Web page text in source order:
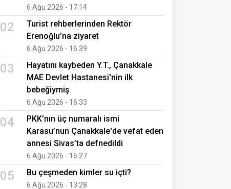
6 Ağu 2026 - 17:14
02
Turist rehberlerinden Rektör
Erenoğlu’na ziyaret
6 Ağu 2026 - 16:39
03
Hayatını kaybeden Y.T., Çanakkale
MAE Devlet Hastanesi'nin ilk
bebeğiymiş
6 Ağu 2026 - 16:33
04
PKK’nın üç numaralı ismi
Karasu’nun Çanakkale'de vefat eden
annesi Sivas’ta defnedildi
6 Ağu 2026 - 16:27
05 Bu çeşmeden kimler su içti?
6 Ağu 2026 - 13:28